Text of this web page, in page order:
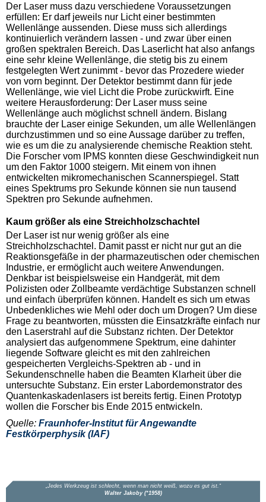
Der Laser muss dazu verschiedene Voraussetzungen
erfüllen: Er darf jeweils nur Licht einer bestimmten
Wellenlänge aussenden. Diese muss sich allerdings
kontinuierlich verändern lassen - und zwar über einen
großen spektralen Bereich. Das Laserlicht hat also anfangs
eine sehr kleine Wellenlänge, die stetig bis zu einem
festgelegten Wert zunimmt - bevor das Prozedere wieder
von vorn beginnt. Der Detektor bestimmt dann für jede
Wellenlänge, wie viel Licht die Probe zurückwirft. Eine
weitere Herausforderung: Der Laser muss seine
Wellenlänge auch möglichst schnell ändern. Bislang
brauchte der Laser einige Sekunden, um alle Wellenlängen
durchzustimmen und so eine Aussage darüber zu treffen,
wie es um die zu analysierende chemische Reaktion steht.
Die Forscher vom IPMS konnten diese Geschwindigkeit nun
um den Faktor 1000 steigern. Mit einem von ihnen
entwickelten mikromechanischen Scannerspiegel. Statt
eines Spektrums pro Sekunde können sie nun tausend
Spektren pro Sekunde aufnehmen.
Kaum größer als eine Streichholzschachtel
Der Laser ist nur wenig größer als eine
Streichholzschachtel. Damit passt er nicht nur gut an die
Reaktionsgefäße in der pharmazeutischen oder chemischen
Industrie, er ermöglicht auch weitere Anwendungen.
Denkbar ist beispielsweise ein Handgerät, mit dem
Polizisten oder Zollbeamte verdächtige Substanzen schnell
und einfach überprüfen können. Handelt es sich um etwas
Unbedenkliches wie Mehl oder doch um Drogen? Um diese
Frage zu beantworten, müssten die Einsatzkräfte einfach nur
den Laserstrahl auf die Substanz richten. Der Detektor
analysiert das aufgenommene Spektrum, eine dahinter
liegende Software gleicht es mit den zahlreichen
gespeicherten Vergleichs-Spektren ab - und in
Sekundenschnelle haben die Beamten Klarheit über die
untersuchte Substanz. Ein erster Labordemonstrator des
Quantenkaskadenlasers ist bereits fertig. Einen Prototyp
wollen die Forscher bis Ende 2015 entwickeln.
Quelle: Fraunhofer-Institut für Angewandte
Festkörperphysik (IAF)